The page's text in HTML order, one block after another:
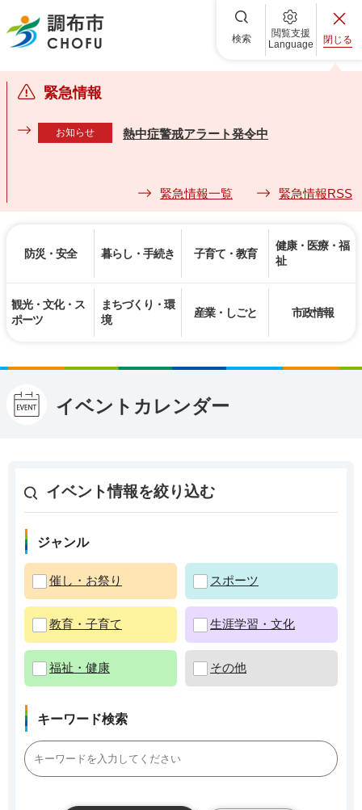
調布市 検索
閲覧支援
Language
閉じる
緊急情報
お知らせ 熱中症警戒アラート発令中
緊急情報一覧 緊急情報RSS
防災・安全 暮らし・手続き 子育て・教育
健康・医療・福
祉
観光・文化・ス
ポーツ
まちづくり・環
境
産業・しごと 市政情報
イベントカレンダー
イベント情報を絞り込む
ジャンル
催し・お祭り スポーツ
教育・子育て 生涯学習・文化
福祉・健康 その他
キーワード検索